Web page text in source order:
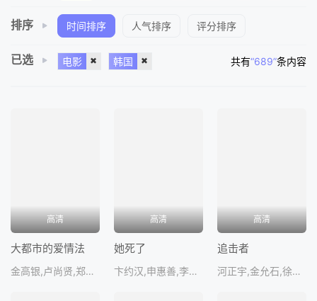
排序 时间排序 人气排序 评分排序
已选 电影 韩国 共有“689”条内容
高清
大都市的爱情法
金高银,卢尚贤,郑辉,吴东旻,金彩
高清
她死了
卞约汉,申惠善,李艾,尹炳熙,李世
高清
追击者
河正宇,金允石,徐英姬,金裕贞,郑仁